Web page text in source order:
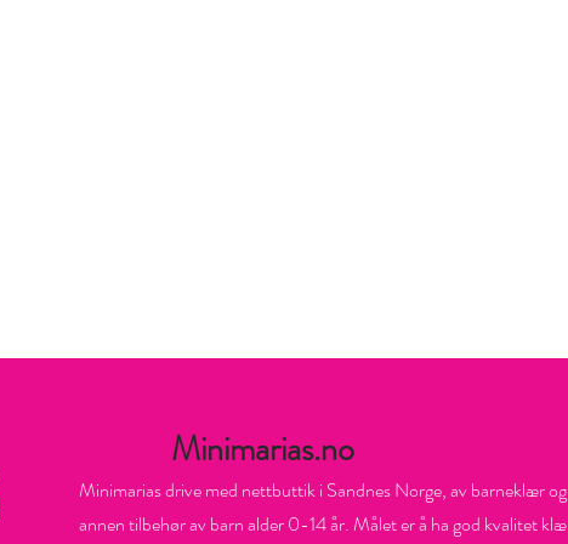
Minimarias.no
Minimarias drive med nettbuttik i Sandnes Norge, av barneklær og
annen tilbehør av barn alder 0-14 år. Målet er å ha god kvalitet